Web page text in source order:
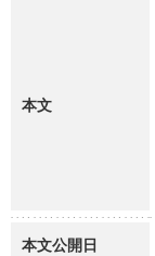
本文
本文公開日